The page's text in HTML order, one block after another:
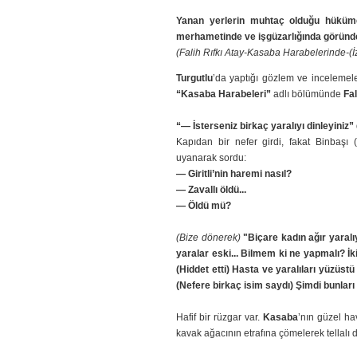
Yanan yerlerin muhtaç olduğu
merhametinde ve işgüzarlığında
(Falih Rıfkı Atay-Kasaba Harabelerinde-
Turgutlu’da yaptığı gözlem ve
“Kasaba Harabeleri” adlı bölümünde
“— İsterseniz birkaç yaralıyı dinleyiniz”
Kapıdan bir nefer girdi, fakat
uyanarak sordu:
— Giritli’nin haremi nasıl?
— Zavallı öldü...
— Öldü mü?
(Bize dönerek)"Biçare kadın ağır
yaralar eski... Bilmem ki ne yapmalı?
(Hiddet etti) Hasta ve yaralıları
(Nefere birkaç isim saydı) Şimdi
Hafif bir rüzgar var. Kasaba’nın güzel
kavak ağacının etrafına çömelerek